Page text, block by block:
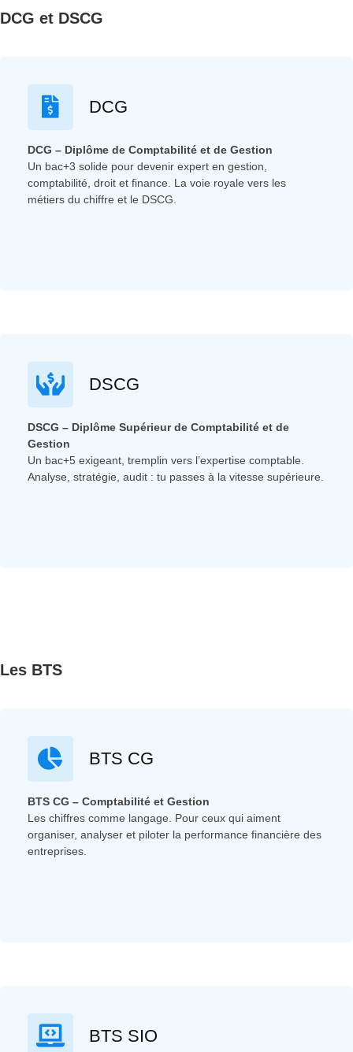
DCG et DSCG
DCG
DCG – Diplôme de Comptabilité et de Gestion
Un bac+3 solide pour devenir expert en gestion,
comptabilité, droit et finance. La voie royale vers les
métiers du chiffre et le DSCG.
DSCG
DSCG – Diplôme Supérieur de Comptabilité et de
Gestion
Un bac+5 exigeant, tremplin vers l’expertise comptable.
Analyse, stratégie, audit : tu passes à la vitesse supérieure.
Les BTS
BTS CG
BTS CG – Comptabilité et Gestion
Les chiffres comme langage. Pour ceux qui aiment
organiser, analyser et piloter la performance financière des
entreprises.
BTS SIO